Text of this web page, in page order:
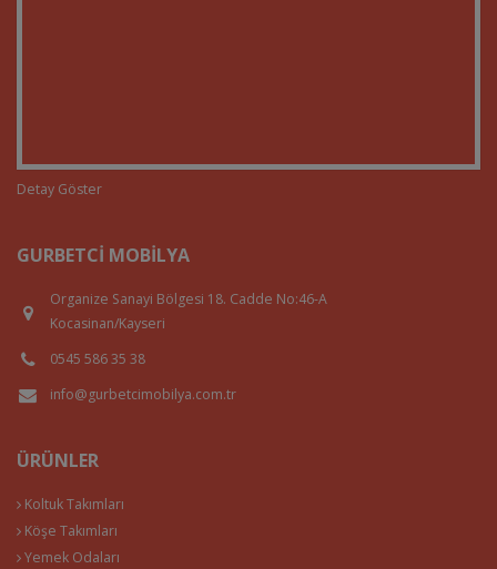
Detay Göster
GURBETCI MOBILYA
Organize Sanayi Bölgesi 18. Cadde No:46-A
Kocasinan/Kayseri
0545 586 35 38
info@gurbetcimobilya.com.tr
ÜRÜNLER
Koltuk Takımları
Köşe Takımları
Yemek Odaları